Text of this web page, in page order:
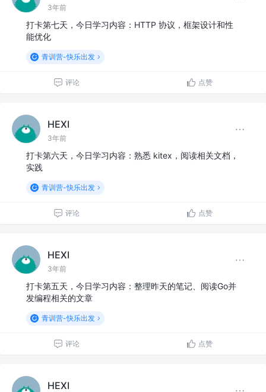
3年前
打卡第七天，今日学习内容：HTTP 协议，框架设计和性
能优化
青训营-快乐出发
评论 点赞
HEXI
3年前
打卡第六天，今日学习内容：熟悉 kitex，阅读相关文档，
实践
青训营-快乐出发
评论 点赞
HEXI
3年前
打卡第五天，今日学习内容：整理昨天的笔记、阅读Go并
发编程相关的文章
青训营-快乐出发
评论 点赞
HEXI